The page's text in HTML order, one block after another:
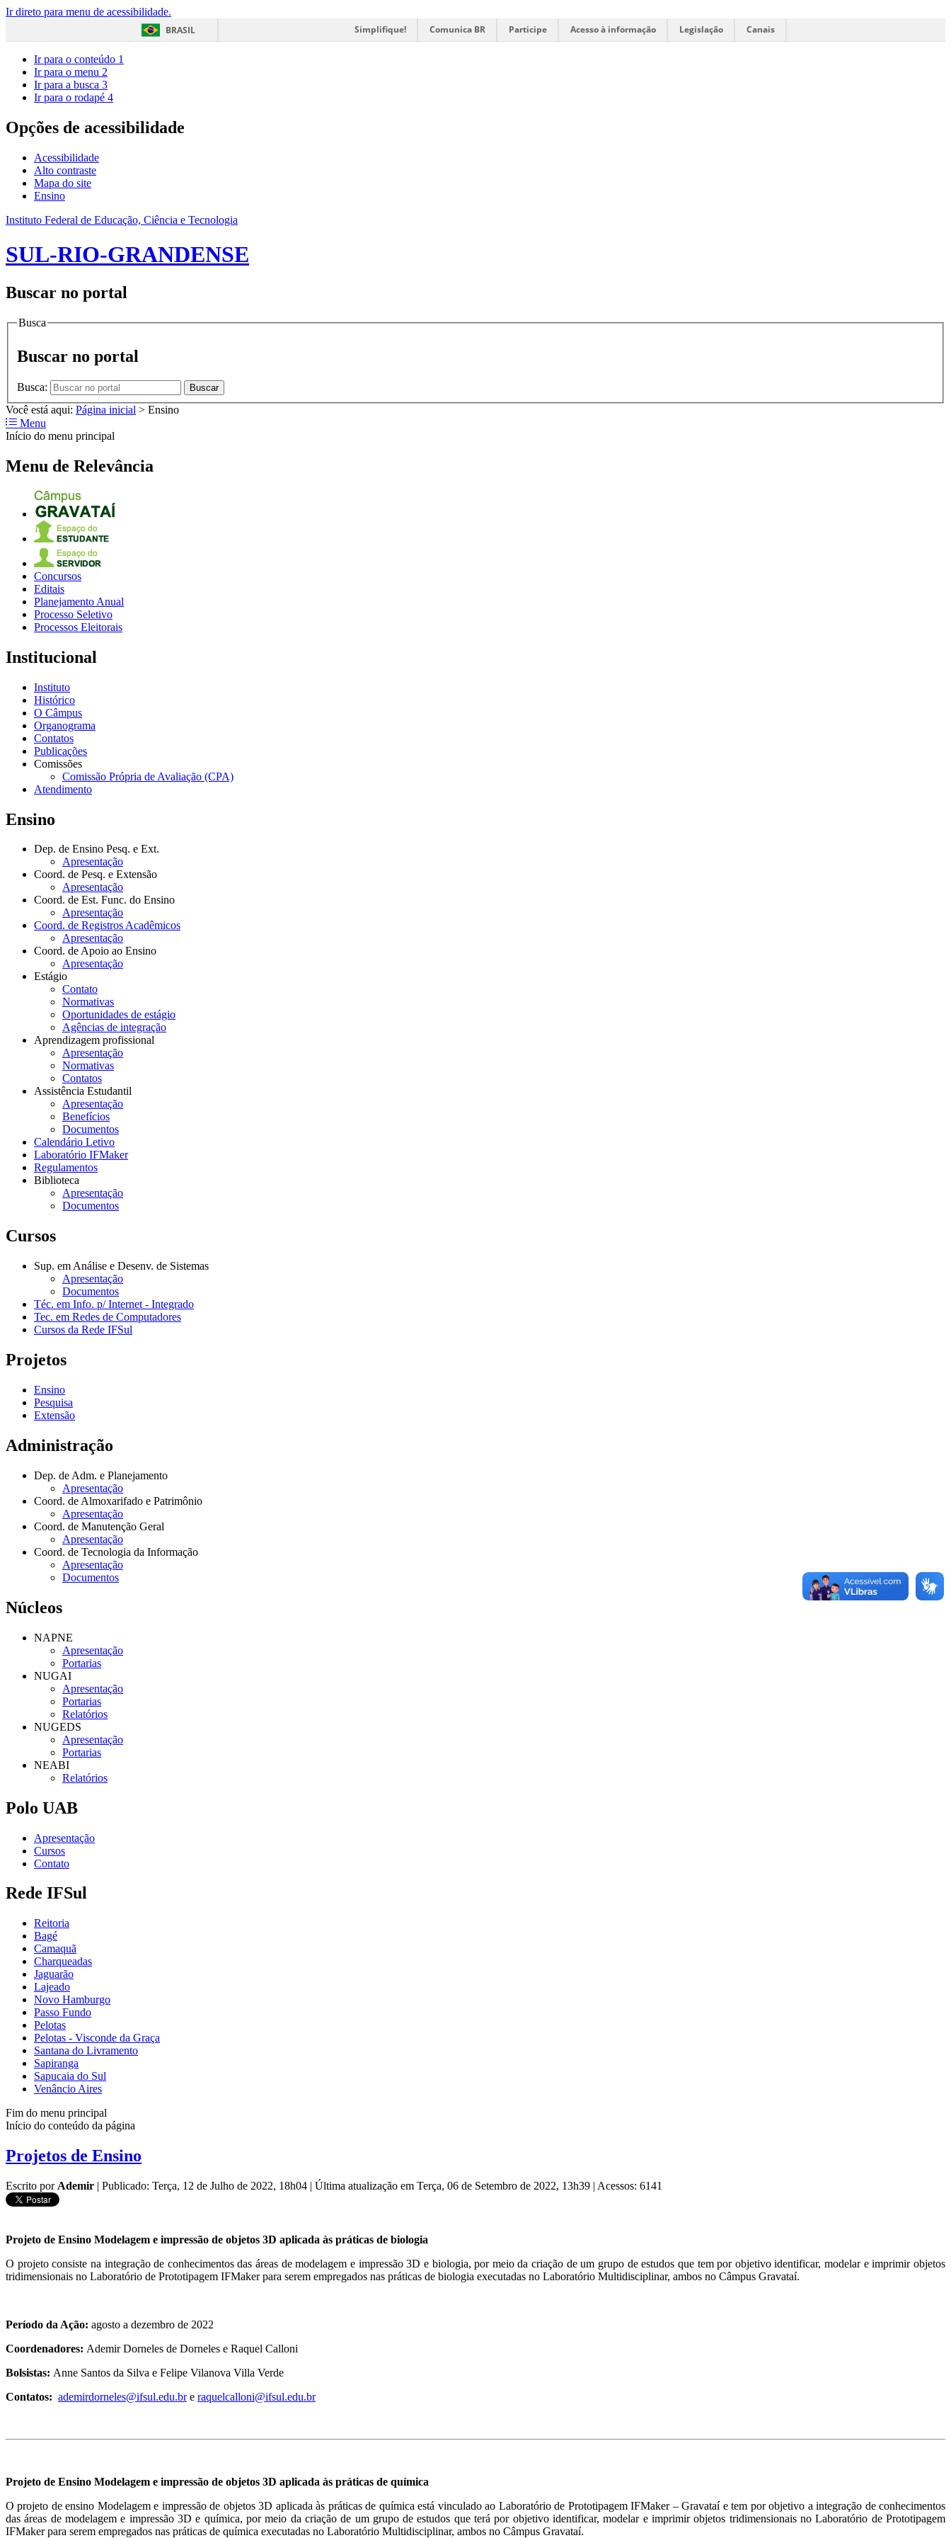
Ir direto para menu de acessibilidade.
BRASIL
Simplifique! Comunica BR Participe Acesso à informação Legislação Canais
Ir para o conteúdo 1
Ir para o menu 2
Ir para a busca 3
Ir para o rodapé 4
Opções de acessibilidade
Acessibilidade
Alto contraste
Mapa do site
Ensino
Instituto Federal de Educação, Ciência e Tecnologia
SUL-RIO-GRANDENSE
Buscar no portal
Busca
Buscar no portal
Busca: Buscar
Você está aqui: Página inicial > Ensino
Menu
Início do menu principal
Menu de Relevância
Concursos
Editais
Planejamento Anual
Processo Seletivo
Processos Eleitorais
Institucional
Instituto
Histórico
O Câmpus
Organograma
Contatos
Publicações
Comissões
Comissão Própria de Avaliação (CPA)
Atendimento
Ensino
Dep. de Ensino Pesq. e Ext.
Apresentação
Coord. de Pesq. e Extensão
Apresentação
Coord. de Est. Func. do Ensino
Apresentação
Coord. de Registros Acadêmicos
Apresentação
Coord. de Apoio ao Ensino
Apresentação
Estágio
Contato
Normativas
Oportunidades de estágio
Agências de integração
Aprendizagem profissional
Apresentação
Normativas
Contatos
Assistência Estudantil
Apresentação
Benefícios
Documentos
Calendário Letivo
Laboratório IFMaker
Regulamentos
Biblioteca
Apresentação
Documentos
Cursos
Sup. em Análise e Desenv. de Sistemas
Apresentação
Documentos
Téc. em Info. p/ Internet - Integrado
Tec. em Redes de Computadores
Cursos da Rede IFSul
Projetos
Ensino
Pesquisa
Extensão
Administração
Dep. de Adm. e Planejamento
Apresentação
Coord. de Almoxarifado e Patrimônio
Apresentação
Coord. de Manutenção Geral
Apresentação
Coord. de Tecnologia da Informação
Apresentação
Documentos
Núcleos
NAPNE
Apresentação
Portarias
NUGAI
Apresentação
Portarias
Relatórios
NUGEDS
Apresentação
Portarias
NEABI
Relatórios
Polo UAB
Apresentação
Cursos
Contato
Rede IFSul
Reitoria
Bagé
Camaquã
Charqueadas
Jaguarão
Lajeado
Novo Hamburgo
Passo Fundo
Pelotas
Pelotas - Visconde da Graça
Santana do Livramento
Sapiranga
Sapucaia do Sul
Venâncio Aires
Fim do menu principal
Início do conteúdo da página
Projetos de Ensino
Escrito por Ademir | Publicado: Terça, 12 de Julho de 2022, 18h04 | Última atualização em Terça, 06 de Setembro de 2022, 13h39 | Acessos: 6141
Projeto de Ensino Modelagem e impressão de objetos 3D aplicada às práticas de biologia
O projeto consiste na integração de conhecimentos das áreas de modelagem e impressão 3D e biologia, por meio da criação de um grupo de estudos que tem por objetivo identificar, modelar e imprimir objetos
tridimensionais no Laboratório de Prototipagem IFMaker para serem empregados nas práticas de biologia executadas no Laboratório Multidisciplinar, ambos no Câmpus Gravataí.
Período da Ação: agosto a dezembro de 2022
Coordenadores: Ademir Dorneles de Dorneles e Raquel Calloni
Bolsistas: Anne Santos da Silva e Felipe Vilanova Villa Verde
Contatos: ademirdorneles@ifsul.edu.bre raquelcalloni@ifsul.edu.br
Projeto de Ensino Modelagem e impressão de objetos 3D aplicada às práticas de química
O projeto de ensino Modelagem e impressão de objetos 3D aplicada às práticas de química está vinculado ao Laboratório de Prototipagem IFMaker – Gravataí e tem por objetivo a integração de conhecimentos
das áreas de modelagem e impressão 3D e química, por meio da criação de um grupo de estudos que terá por objetivo identificar, modelar e imprimir objetos tridimensionais no Laboratório de Prototipagem
IFMaker para serem empregados nas práticas de química executadas no Laboratório Multidisciplinar, ambos no Câmpus Gravataí.